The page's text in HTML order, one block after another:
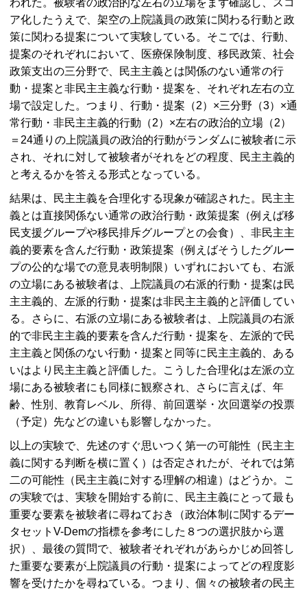
われた。被験者の政治的な左右の立場をまず確認し、スコ
ア化したうえで、架空の上院議員の政策に関わる行動と政
策に関わる提案について実験している。そこでは、行動、
提案のそれぞれにおいて、医療保険制度、移民政策、社会
政策支出の三分野で、民主主義とは関係のない通常の行
動・提案と非民主主義な行動・提案を、それぞれ左右の立
場で設定した。つまり、行動・提案（2）×三分野（3）×通
常行動・非民主主義的行動（2）×左右の政治的立場（2）
＝24通りの上院議員の政治的行動がランダムに被験者に示
され、それに対して被験者がそれをどの程度、民主主義的
と考えるかを答える形式となっている。
結果は、民主主義を合理化する現象が確認された。民主主
義とは直接関係ない通常の政治行動・政策提案（例えば移
民支援グループや移民排斥グループとの会食）、非民主主
義的要素を含んだ行動・政策提案（例えばそうしたグルー
プの公的な場での意見表明制限）いずれにおいても、右派
の立場にある被験者は、上院議員の右派的行動・提案は民
主主義的、左派的行動・提案は非民主主義的と評価してい
る。さらに、右派の立場にある被験者は、上院議員の右派
的で非民主主義的要素を含んだ行動・提案を、左派的で民
主主義と関係のない行動・提案と同等に民主主義的、ある
いはより民主主義と評価した。こうした合理化は左派の立
場にある被験者にも同様に観察され、さらに言えば、年
齢、性別、教育レベル、所得、前回選挙・次回選挙の投票
（予定）先などの違いも影響しなかった。
以上の実験で、先述のすぐ思いつく第一の可能性（民主主
義に関する判断を横に置く）は否定されたが、それでは第
二の可能性（民主主義に対する理解の相違）はどうか。こ
の実験では、実験を開始する前に、民主主義にとって最も
重要な要素を被験者に尋ねておき（政治体制に関するデー
タセット V-Demの指標を参考にした８つの選択肢から選
択）、最後の質問で、被験者それぞれがあらかじめ回答し
た重要な要素が上院議員の行動・提案によってどの程度影
響を受けたかを尋ねている。つまり、個々の被験者の民主